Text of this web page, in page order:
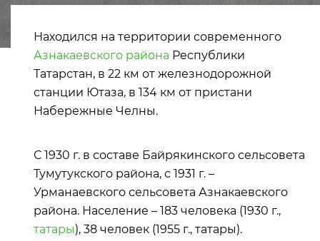
Находился на территории современного
Азнакаевского района Республики
Татарстан, в 22 км от железнодорожной
станции Ютаза, в 134 км от пристани
Набережные Челны.
С 1930 г. в составе Байрякинского сельсовета
Тумутукского района, с 1931 г. –
Урманаевского сельсовета Азнакаевского
района. Население – 183 человека (1930 г.,
татары), 38 человек (1955 г., татары).